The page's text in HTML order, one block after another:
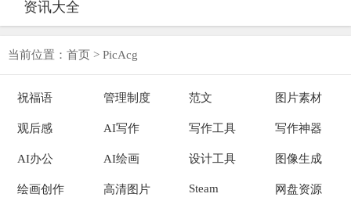
资讯大全
当前位置： 首页 > PicAcg
祝福语 管理制度 范文 图片素材
观后感 AI写作 写作工具 写作神器
AI办公 AI绘画 设计工具 图像生成
绘画创作 高清图片 Steam 网盘资源